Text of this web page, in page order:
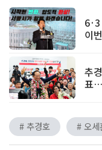
이
추
표…
# 추경호 # 오세